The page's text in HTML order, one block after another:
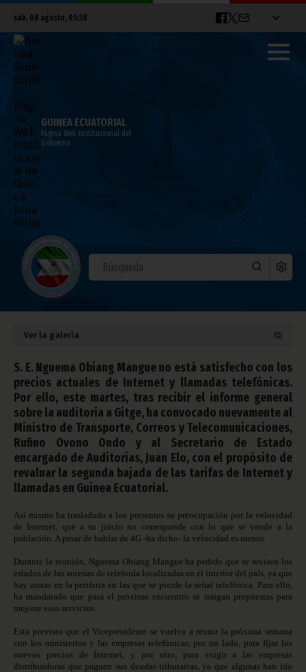
sáb. 08 agosto, 05:38
GUINEA ECUATORIAL
Página Web Institucional del
Gobierno
El Vicepresidente exige a
Telecomunicaciones la segunda bajada
del precio de Internet
junio 28, 2022
Vicepresidencia
Ver la galería
S. E. Nguema Obiang Mangue no está satisfecho con los
precios actuales de Internet y llamadas telefónicas.
Por ello, este martes, tras recibir el informe general
sobre la auditoría a Gitge, ha convocado nuevamente al
Ministro de Transporte, Correos y Telecomunicaciones,
Rufino Ovono Ondo y al Secretario de Estado
encargado de Auditorías, Juan Elo, con el propósito de
revaluar la segunda bajada de las tarifas de Internet y
llamadas en Guinea Ecuatorial.
Así mismo ha trasladado a los presentes su preocupación por la velocidad
de Internet, que a su juicio no corresponde con lo que se vende a la
población. A pesar de hablar de 4G -ha dicho- la velocidad es menor.
Durante la reunión, Nguema Obiang Mangue ha pedido que se revisen los
estados de las antenas de telefonía localizadas en el interior del país, ya que
hay zonas en la periferia en las que se pierde la señal telefónica. Para ello,
ha mandatado que para el próximo encuentro se traigan propuestas para
mejorar esos servicios.
Está previsto que el Vicepresidente se vuelva a reunir la próxima semana
con los ministerios y las empresas telefónicas, por un lado, para fijar los
nuevos precios de Internet, y por otro, para exigir a las empresas
distribuidoras que paguen sus deudas tributarias, ya que algunas han ido